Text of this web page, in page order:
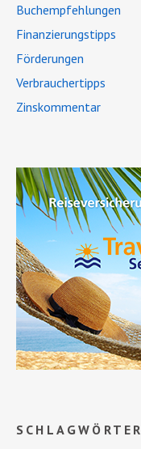
Buchempfehlungen
Finanzierungstipps
Förderungen
Verbrauchertipps
Zinskommentar
SCHLAGWÖRTER